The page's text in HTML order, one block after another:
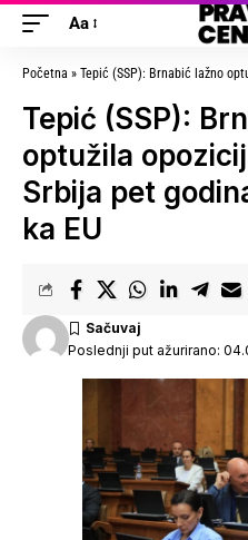
Aa
Početna » Tepić (SSP): Brnabić lažno optužila
Tepić (SSP):
optužila
Srbija pet
ka EU
Poslednji put ažurirano: